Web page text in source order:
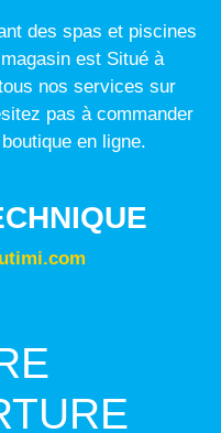
des spas et piscines
est Situé à
nos services sur
pas à commander
en ligne.